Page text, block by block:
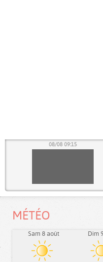
08/08 09:15
MÉTÉO
Sam 8 août Dim